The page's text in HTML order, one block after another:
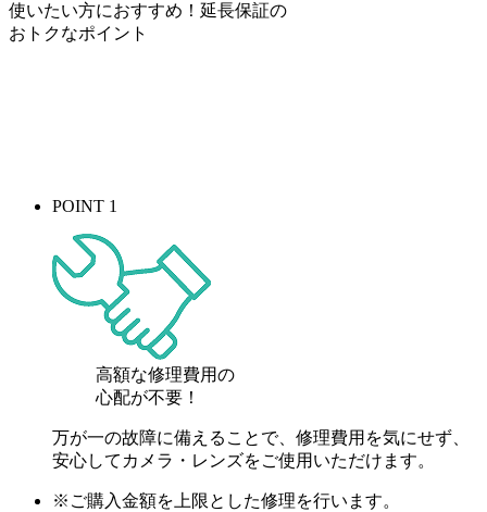
使いたい方におすすめ！ 延長保証の
おトクなポイント
POINT 1
高額な修理費用の
心配が不要！
万が一の故障に備えることで、修理費用を気にせず、
安心してカメラ・レンズをご使用いただけます。
※ご購入金額を上限とした修理を行います。